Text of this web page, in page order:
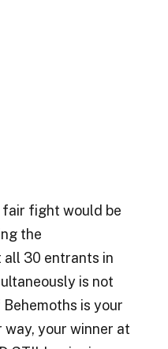
fight would be
the
all 30 entrants in
is not
is your
way, your winner at